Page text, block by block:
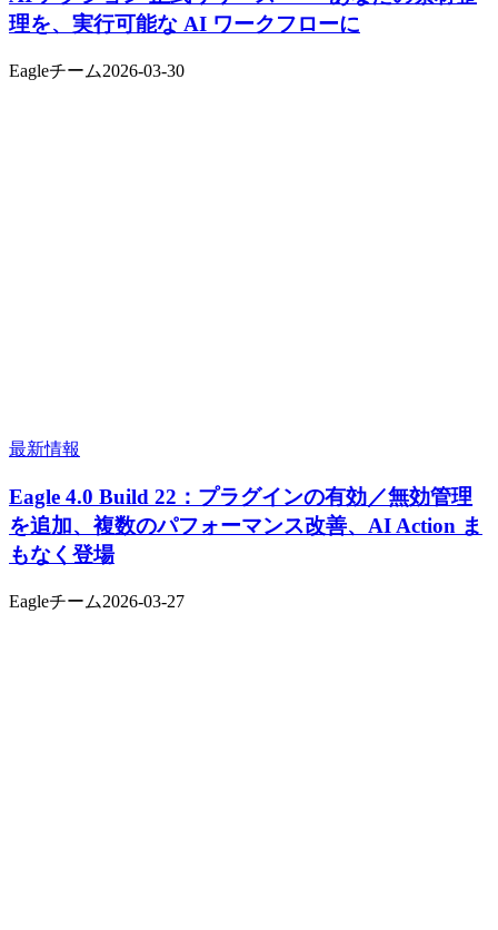
理を、実行可能な AI ワークフローに
Eagleチーム2026-03-30
最新情報
Eagle 4.0 Build 22：プラグインの有効／無効管理
を追加、複数のパフォーマンス改善、AI Action ま
もなく登場
Eagleチーム2026-03-27